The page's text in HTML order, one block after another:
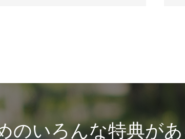
のいろんな特典が